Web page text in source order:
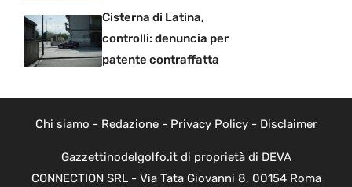
Cisterna di Latina,
controlli: denuncia per
patente contraffatta
Chi siamo - Redazione- Privacy Policy- Disclaimer
Gazzettinodelgolfo.it di proprietà di DEVA
CONNECTION SRL - Via Tata Giovanni 8, 00154 Roma